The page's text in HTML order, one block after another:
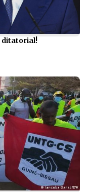
ditatorial!